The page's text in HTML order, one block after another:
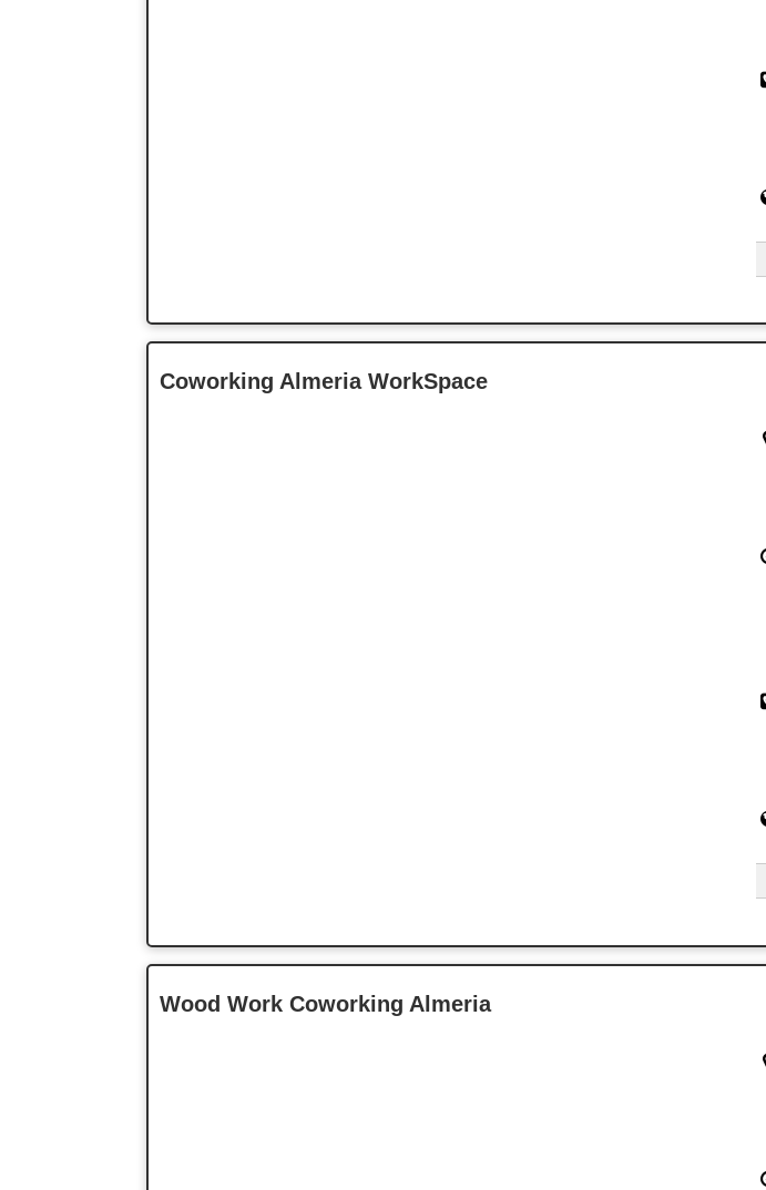
Coworking Almeria WorkSpace
Wood Work Coworking Almeria